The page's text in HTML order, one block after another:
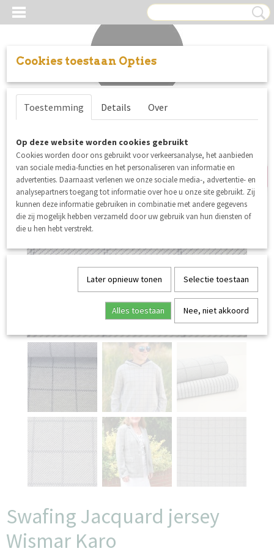
Inloggen Registreren
Swafing Jacquard jersey
Wismar Karo
Cookies toestaan Opties
Toestemming Details Over
Op deze website worden cookies gebruikt
Cookies worden door ons gebruikt voor verkeersanalyse, het aanbieden
van sociale media-functies en het personaliseren van informatie en
advertenties. Daarnaast verlenen we onze sociale media-, advertentie- en
analysepartners toegang tot informatie over hoe u onze site gebruikt. Zij
kunnen deze informatie gebruiken in combinatie met andere gegevens
die zij mogelijk hebben verzameld door uw gebruik van hun diensten of
die u hen hebt verstrekt.
Later opnieuw tonen Selectie toestaan
Alles toestaan Nee, niet akkoord